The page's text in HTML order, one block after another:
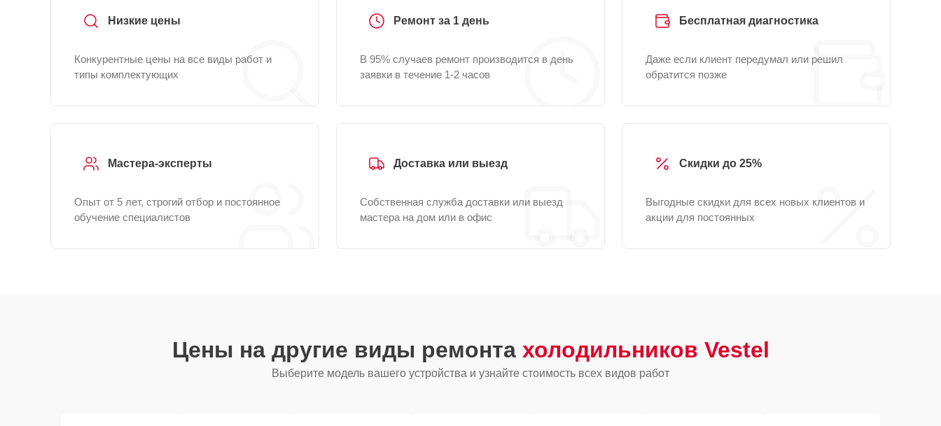
Низкие цены
Конкурентные цены на все виды работ и
типы комплектующих
Ремонт за 1 день
В 95% случаев ремонт производится в день
заявки в течение 1-2 часов
Бесплатная диагностика
Даже если клиент передумал или решил
обратится позже
Мастера-эксперты
Опыт от 5 лет, строгий отбор и постоянное
обучение специалистов
Доставка или выезд
Собственная служба доставки или выезд
мастера на дом или в офис
Скидки до 25%
Выгодные скидки для всех новых клиентов и
акции для постоянных
Цены на другие виды ремонта холодильников Vestel
Выберите модель вашего устройства и узнайте стоимость всех видов работ